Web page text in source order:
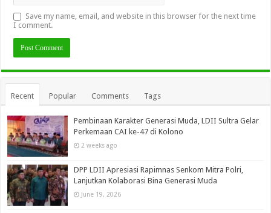
Save my name, email, and website in this browser for the next time
I comment.
Recent Popular Comments Tags
Pembinaan Karakter Generasi Muda, LDII Sultra Gelar
Perkemaan CAI ke-47 di Kolono
2 weeks ago
DPP LDII Apresiasi Rapimnas Senkom Mitra Polri,
Lanjutkan Kolaborasi Bina Generasi Muda
June 19, 2026